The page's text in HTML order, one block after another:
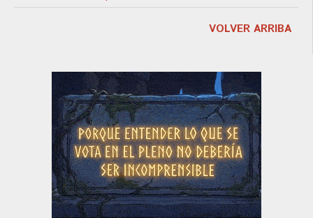
VOLVER ARRIBA